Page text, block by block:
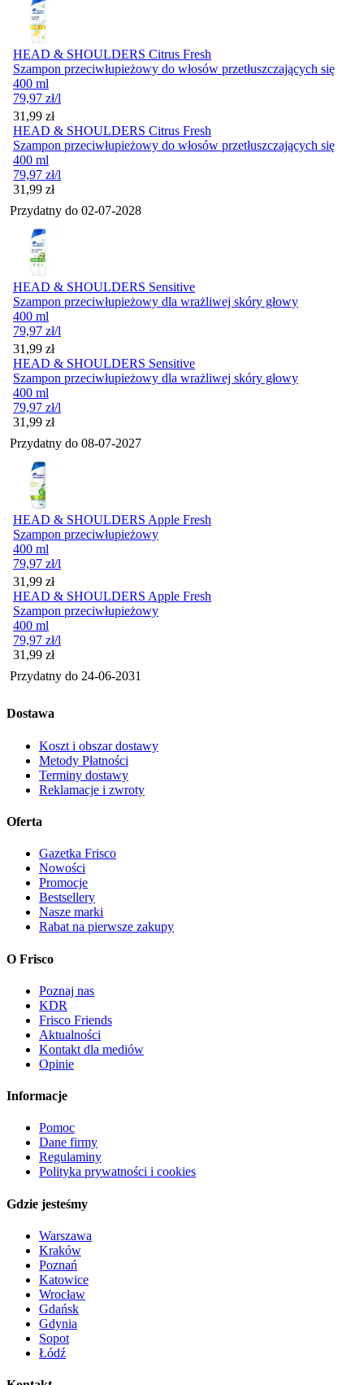
HEAD & SHOULDERS Citrus Fresh
Szampon przeciwłupieżowy do włosów przetłuszczających się
400 ml
79,97 zł/l
Cena
31,99 zł
HEAD & SHOULDERS Citrus Fresh
Szampon przeciwłupieżowy do włosów przetłuszczających się
400 ml
79,97 zł/l
Cena
31,99 zł
Przydatny do 02-07-2028
HEAD & SHOULDERS Sensitive
Szampon przeciwłupieżowy dla wrażliwej skóry głowy
400 ml
79,97 zł/l
Cena
31,99 zł
HEAD & SHOULDERS Sensitive
Szampon przeciwłupieżowy dla wrażliwej skóry głowy
400 ml
79,97 zł/l
Cena
31,99 zł
Przydatny do 08-07-2027
HEAD & SHOULDERS Apple Fresh
Szampon przeciwłupieżowy
400 ml
79,97 zł/l
Cena
31,99 zł
HEAD & SHOULDERS Apple Fresh
Szampon przeciwłupieżowy
400 ml
79,97 zł/l
Cena
31,99 zł
Przydatny do 24-06-2031
Dostawa
Koszt i obszar dostawy
Metody Płatności
Terminy dostawy
Reklamacje i zwroty
Oferta
Gazetka Frisco
Nowości
Promocje
Bestsellery
Nasze marki
Rabat na pierwsze zakupy
O Frisco
Poznaj nas
KDR
Frisco Friends
Aktualności
Kontakt dla mediów
Opinie
Informacje
Pomoc
Dane firmy
Regulaminy
Polityka prywatności i cookies
Gdzie jesteśmy
Warszawa
Kraków
Poznań
Katowice
Wrocław
Gdańsk
Gdynia
Sopot
Łódź